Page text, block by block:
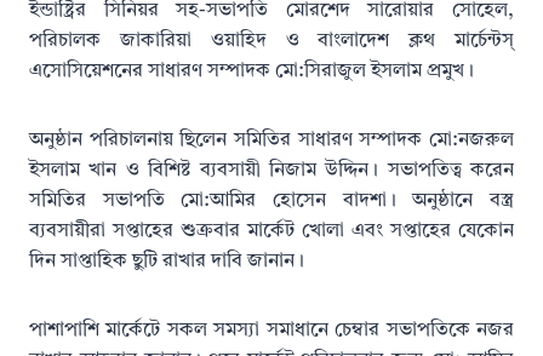
ইন্ডাষ্ট্রির সিনিয়র সহ-সভাপতি মোরশেদ সারোয়ার সোহেল,
পরিচালক জাকারিয়া ওয়াহিদ ও বাংলাদেশ ক্লথ মার্চেন্টস্
এসোসিয়েশনের সাধারণ সম্পাদক মো:সিরাজুল ইসলাম প্রমুখ।
অনুষ্ঠান পরিচালনায় ছিলেন সমিতির সাধারণ সম্পাদক মো:নজরুল
ইসলাম খান ও বিশিষ্ট ব্যবসায়ী নিজাম উদ্দিন। সভাপতিত্ব করেন
সমিতির সভাপতি মো:আমির হোসেন বাদশা। অনুষ্ঠানে বস্ত্র
ব্যবসায়ীরা সপ্তাহের শুক্রবার মার্কেট খোলা এবং সপ্তাহের যেকোন
দিন সাপ্তাহিক ছুটি রাখার দাবি জানান।
পাশাপাশি মার্কেটে সকল সমস্যা সমাধানে চেম্বার সভাপতিকে নজর